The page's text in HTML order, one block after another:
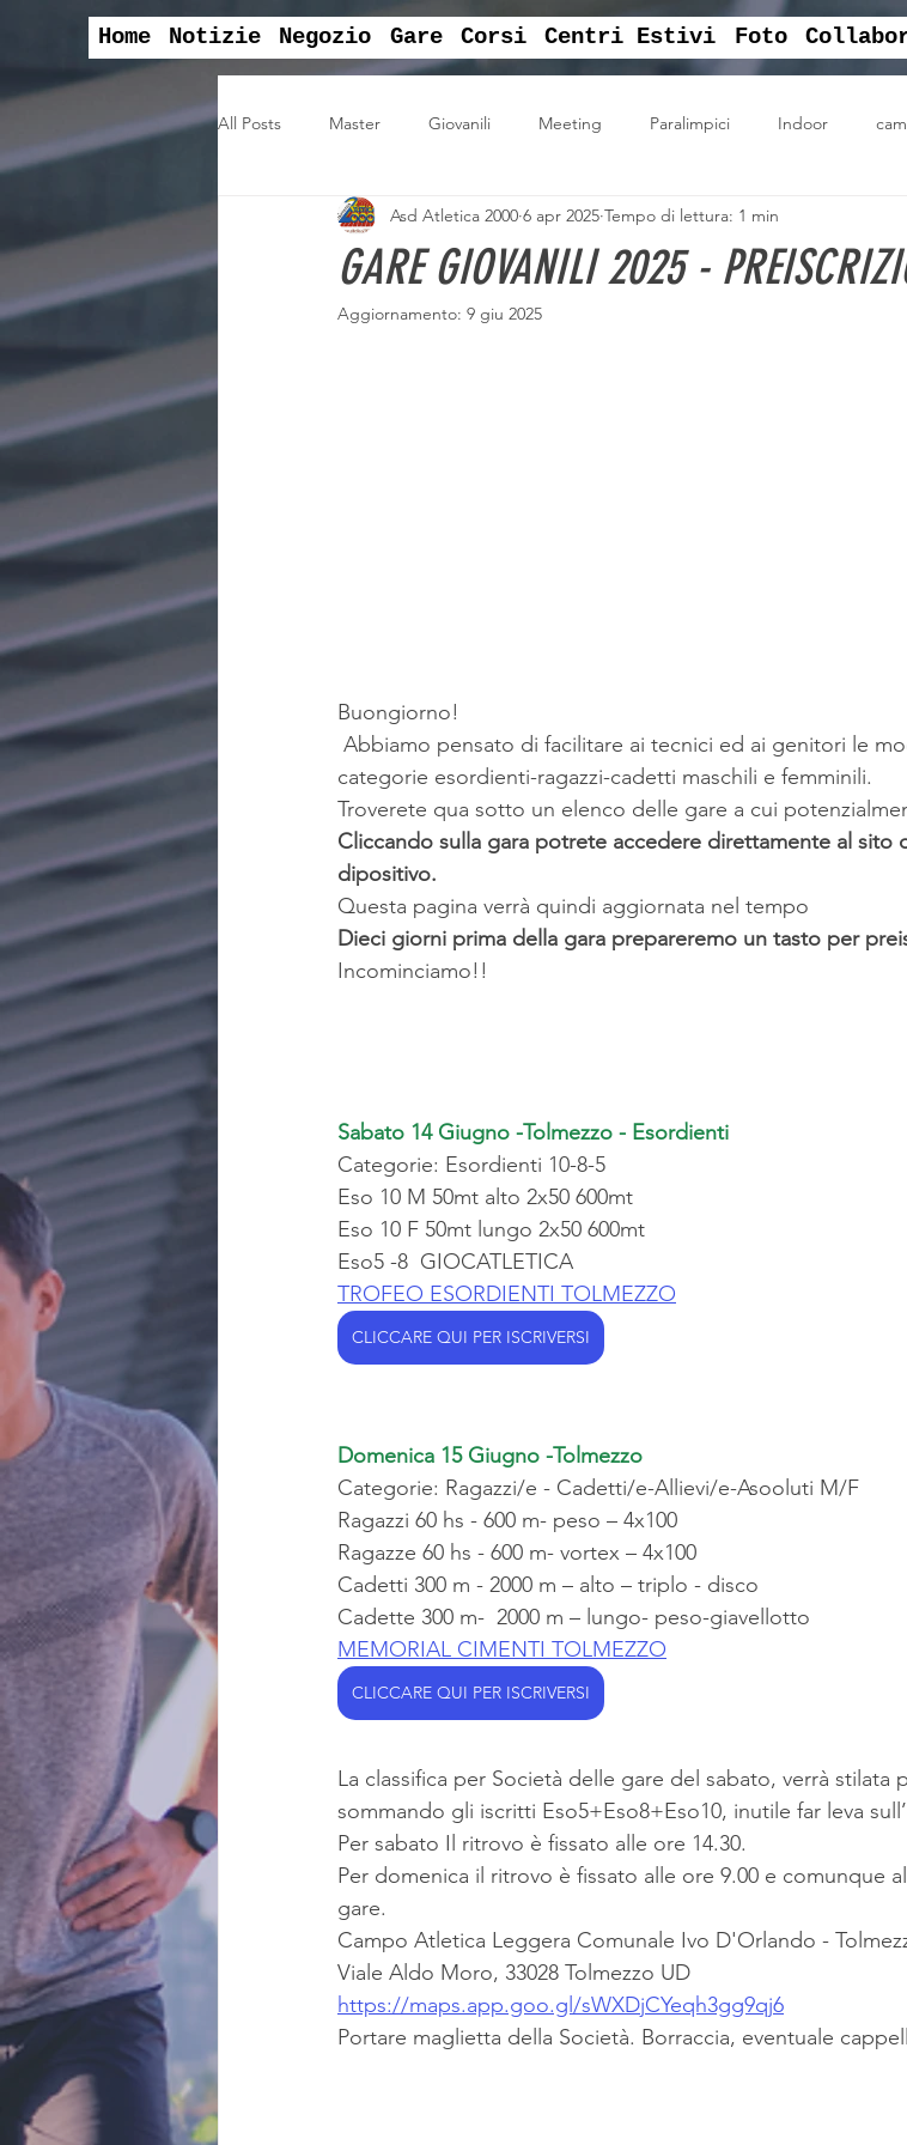
Home Notizie Negozio Gare Corsi Centri Estivi Foto
All Posts Master Giovanili Meeting Paralimpici Indoor
svago Campionati Vittoria english sport camp
assemblea sociale Offerte
GARE GIOVANILI 2025 -
Asd Atletica 2000 6 apr 2025 Tempo di lettura: 1 min
Aggiornamento: 9 giu 2025
Buongiorno!
categorie esordienti-ragazzi-cadetti maschili e femminili.
Troverete qua sotto un elenco delle gare a cui
Cliccando sulla gara potrete accedere direttamente al sito
dipositivo.
Questa pagina verrà quindi aggiornata nel tempo
Dieci giorni prima della gara prepareremo un tasto per
Incominciamo!!
Sabato 14 Giugno -Tolmezzo - Esordienti
Categorie: Esordienti 10-8-5
Eso 10 M 50mt alto 2x50 600mt
Eso 10 F 50mt lungo 2x50 600mt
Eso5 -8  GIOCATLETICA
TROFEO ESORDIENTI TOLMEZZO
CLICCARE QUI PER ISCRIVERSI
Domenica 15 Giugno -Tolmezzo
Categorie: Ragazzi/e - Cadetti/e-Allievi/e-Asooluti M/F
Ragazzi 60 hs - 600 m- peso – 4x100
Ragazze 60 hs - 600 m- vortex – 4x100
Cadetti 300 m - 2000 m – alto – triplo - disco
Cadette 300 m-  2000 m – lungo- peso-giavellotto
MEMORIAL CIMENTI TOLMEZZO
CLICCARE QUI PER ISCRIVERSI
La classifica per Società delle gare del sabato, verrà stilata
sommando gli iscritti Eso5+Eso8+Eso10, inutile far leva
Per sabato Il ritrovo è fissato alle ore 14.30.
Per domenica il ritrovo è fissato alle ore 9.00 e comunque
gare.
Campo Atletica Leggera Comunale Ivo D'Orlando -
Viale Aldo Moro, 33028 Tolmezzo UD
https://maps.app.goo.gl/sWXDjCYeqh3gg9qj6
Portare maglietta della Società. Borraccia, eventuale